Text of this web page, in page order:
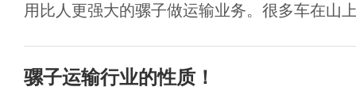
用比人更强大的骡子做运输业务。很多车在山
骡子运输行业的性质！